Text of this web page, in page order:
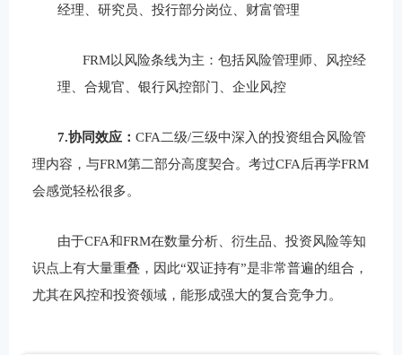
经理 、研究员 、投行部分岗位 财富管理
FRM以 风险条线为主：包括风险管理师
风控经
理 、合规官 、银行风控部门 、企业风控
7.协同效应：CFA二级/三级中深入的投资组合风险管
理内容，与FRM第二部分高度契合。考过CFA后再学FRM
会感觉轻松很多。
由于CFA和FRM在数量分析、衍生品、投资风险等知
识点上有大量重叠，因此“双证持有”是非常普遍的组合，
尤其在风控和投资领域，能形成强大的复合竞争力。